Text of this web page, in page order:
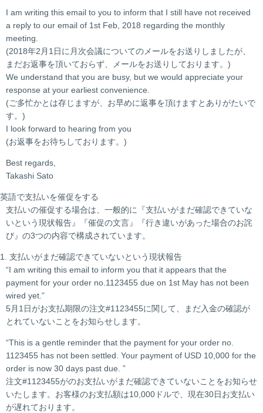
I am writing this email to you to inform that I still have not received
a reply to our email of 1st Feb, 2018 regarding the monthly
meeting.
(2018年2月1日に月次会議についてのメールをお送りしましたが、
まだお返事を頂いておらず、メールをお送りしております。)
We understand that you are busy, but we would appreciate your
response at your earliest convenience.
(ご多忙かとは存じますが、お早めに返事を頂けますとありがたいで
す。)
I look forward to hearing from you
(お返事をお待ちしております。)
Best regards,
Takashi Sato
英語で支払いを催促をする
支払いの催促する場合は、一般的に『支払いがまだ確認できていな
いという現状報告』『催促の文言』『行き違いがあった場合のお詫
び』の3つの内容で構成されています。
1. 支払いがまだ確認できていないという現状報告
“I am writing this email to inform you that it appears that the
payment for your order no.1123455 due on 1st May has not been
wired yet.”
5月1日がお支払期限の注文#1123455に関して、まだ入金の確認が
とれていないことをお知らせします。
“This is a gentle reminder that the payment for your order no.
1123455 has not been settled. Your payment of USD 10,000 for the
order is now 30 days past due. ”
注文#1123455がのお支払いがまだ確認できていないことをお知らせ
いたします。お客様のお支払額は10,000ドルで、現在30日お支払い
が遅れております。